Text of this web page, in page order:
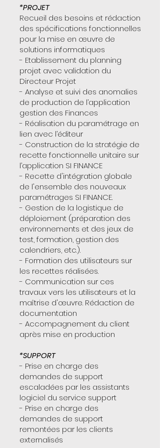
*PROJET
Recueil des besoins et rédaction
des spécifications fonctionnelles
pour la mise en œuvre de
solutions informatiques
- Etablissement du planning
projet avec validation du
Directeur Projet
- Analyse et suivi des anomalies
de production de l’application
gestion des Finances
- Réalisation du paramétrage en
lien avec l’éditeur
- Construction de la stratégie de
recette fonctionnelle unitaire sur
l’application SI FINANCE
- Recette d'intégration globale
de l'ensemble des nouveaux
paramétrages SI FINANCE.
- Gestion de la logistique de
déploiement (préparation des
environnements et des jeux de
test, formation, gestion des
calendriers, etc.).
- Formation des utilisateurs sur
les recettes réalisées.
- Communication sur ces
travaux vers les utilisateurs et la
maîtrise d'œuvre. Rédaction de
documentation
- Accompagnement du client
après mise en production
*SUPPORT
- Prise en charge des
demandes de support
escaladées par les assistants
logiciel du service support
- Prise en charge des
demandes de support
remontées par les clients
externalisés